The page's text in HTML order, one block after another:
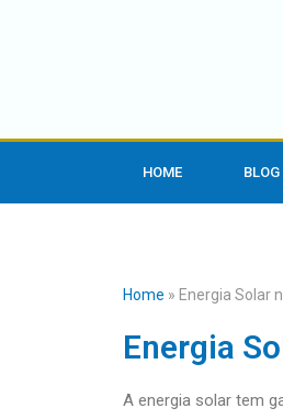
HOME BLOG
Home » Energia Solar
Energia
A energia solar tem